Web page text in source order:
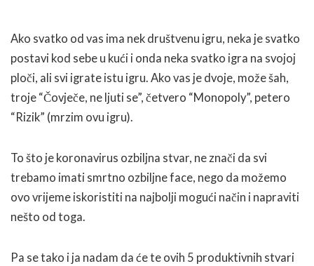
Ako svatko od vas ima nek društvenu igru, neka je svatko
postavi kod sebe u kući i onda neka svatko igra na svojoj
ploči, ali svi igrate istu igru. Ako vas je dvoje, može šah,
troje “Čovječe, ne ljuti se”, četvero “Monopoly”, petero
“Rizik” (mrzim ovu igru).
To što je koronavirus ozbiljna stvar, ne znači da svi
trebamo imati smrtno ozbiljne face, nego da možemo
ovo vrijeme iskoristiti na najbolji mogući način i napraviti
nešto od toga.
Pa se tako i ja nadam da će te ovih 5 produktivnih stvari